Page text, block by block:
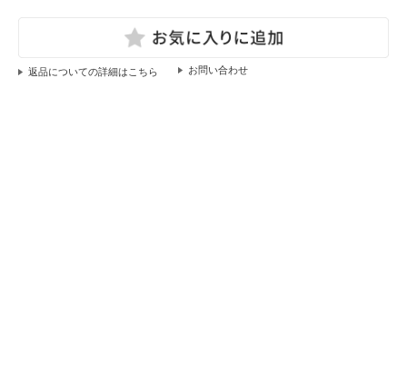
返品についての詳細はこちら